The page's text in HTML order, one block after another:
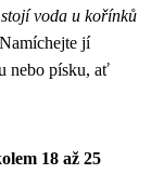
voda u kořínků
jí
nebo písku, ať
18 až 25